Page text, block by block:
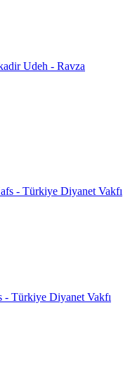
Udeh - Ravza
- Türkiye Diyanet Vakfı